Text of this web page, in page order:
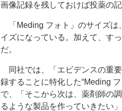
画像記録を残しておけば投薬の
「Meding フォト」のサイズは
イズになっている。加えて、す
だ。
同社では、「エビデンスの重
録することに特化した“Meding
で、「そこから次は、薬剤師の
るような製品を作っていきたい